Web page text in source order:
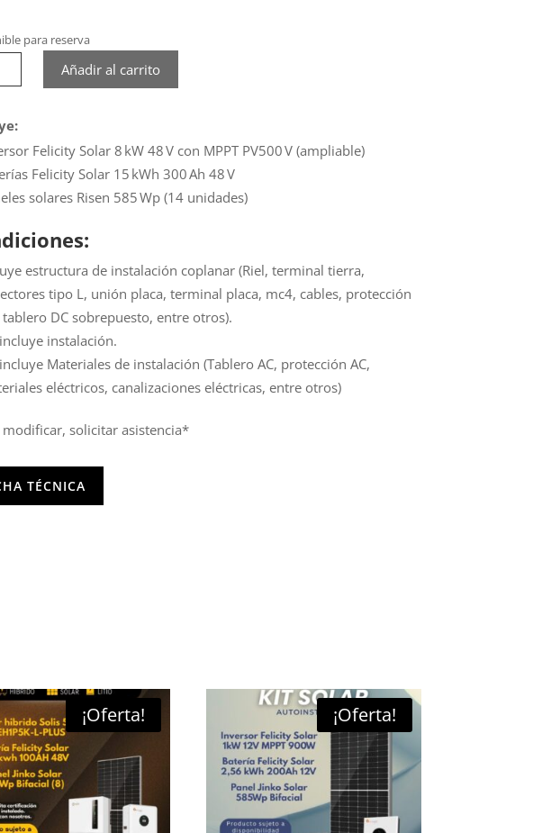
para reserva
Añadir al carrito
Felicity Solar 8 kW 48 V con MPPT PV500 V (ampliable)
Felicity Solar 15 kWh 300 Ah 48 V
solares Risen 585 Wp (14 unidades)
estructura de instalación coplanar (Riel, terminal tierra,
tipo L, unión placa, terminal placa, mc4, cables, protección
tablero DC sobrepuesto, entre otros).
instalación.
Materiales de instalación (Tablero AC, protección AC,
eléctricos, canalizaciones eléctricas, entre otros)
solicitar asistencia*
TÉCNICA
¡Oferta! ¡Oferta!